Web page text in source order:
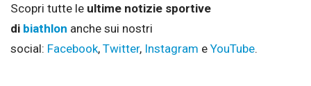
Scopri tutte le ultime notizie sportive
di biathlon anche sui nostri
social: Facebook, Twitter, Instagram e YouTube.